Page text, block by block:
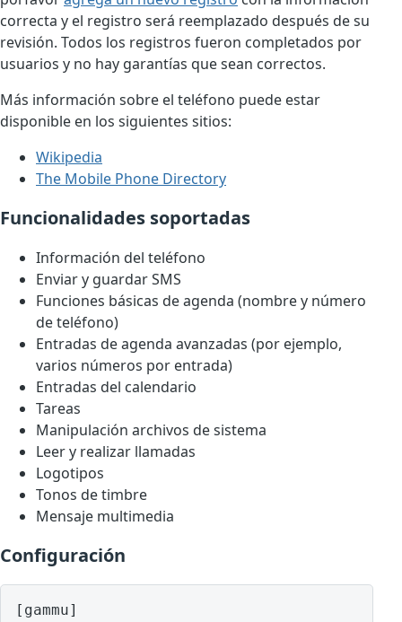
correcta y el registro será reemplazado después de su
revisión. Todos los registros fueron completados por
usuarios y no hay garantías que sean correctos.
Más información sobre el teléfono puede estar
disponible en los siguientes sitios:
Wikipedia
The Mobile Phone Directory
Funcionalidades soportadas
Información del teléfono
Enviar y guardar SMS
Funciones básicas de agenda (nombre y número
de teléfono)
Entradas de agenda avanzadas (por ejemplo,
varios números por entrada)
Entradas del calendario
Tareas
Manipulación archivos de sistema
Leer y realizar llamadas
Logotipos
Tonos de timbre
Mensaje multimedia
Configuración
[gammu]